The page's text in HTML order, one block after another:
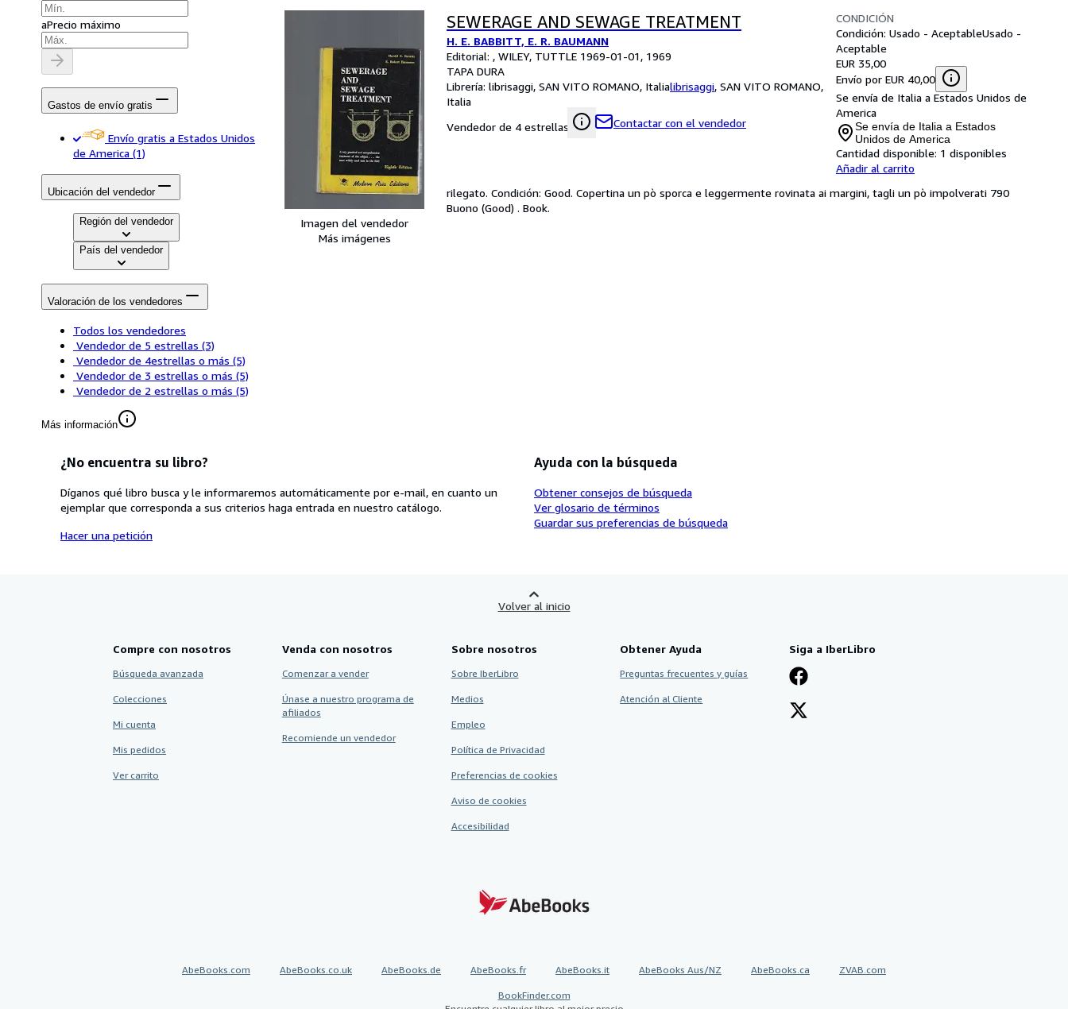
aPrecio máximo
Gastos de envío gratis
Envío gratis a Estados Unidos
de America (1)
Ubicación del vendedor
Región del vendedor
País del vendedor
Valoración de los vendedores
Todos los vendedores
Vendedor de 5 estrellas (3)
Vendedor de 4estrellas o más (5)
Vendedor de 3 estrellas o más (5)
Vendedor de 2 estrellas o más (5)
Más información
Imagen del vendedor
Más imágenes
SEWERAGE AND SEWAGE TREATMENT
H. E. BABBITT, E. R. BAUMANN
Editorial: , WILEY, TUTTLE 1969-01-01, 1969
TAPA DURA
Librería: librisaggi, SAN VITO ROMANO, Italialibrisaggi, SAN VITO ROMANO,
Italia
Vendedor de 4 estrellas
Contactar con el vendedor
CONDICIÓN
Condición: Usado - AceptableUsado -
Aceptable
EUR 35,00
Envío por EUR 40,00
Se envía de Italia a Estados Unidos de
America
Se envía de Italia a Estados
Unidos de America
Cantidad disponible: 1 disponibles
Añadir al carrito
rilegato. Condición: Good. Copertina un pò sporca e leggermente rovinata ai margini, tagli un pò impolverati 790
Buono (Good) . Book.
¿No encuentra su libro?
Díganos qué libro busca y le informaremos automáticamente por e-mail, en cuanto un
ejemplar que corresponda a sus criterios haga entrada en nuestro catálogo.
Hacer una petición
Ayuda con la búsqueda
Obtener consejos de búsqueda
Ver glosario de términos
Guardar sus preferencias de búsqueda
Volver al inicio
Compre con nosotros
Búsqueda avanzada
Colecciones
Mi cuenta
Mis pedidos
Ver carrito
Venda con nosotros
Comenzar a vender
Únase a nuestro programa de
afiliados
Recomiende un vendedor
Sobre nosotros
Sobre IberLibro
Medios
Empleo
Política de Privacidad
Preferencias de cookies
Aviso de cookies
Accesibilidad
Obtener Ayuda
Preguntas frecuentes y guías
Atención al Cliente
Siga a IberLibro
AbeBooks.com AbeBooks.co.uk AbeBooks.de AbeBooks.fr AbeBooks.it AbeBooks Aus/NZ AbeBooks.ca ZVAB.com
BookFinder.com